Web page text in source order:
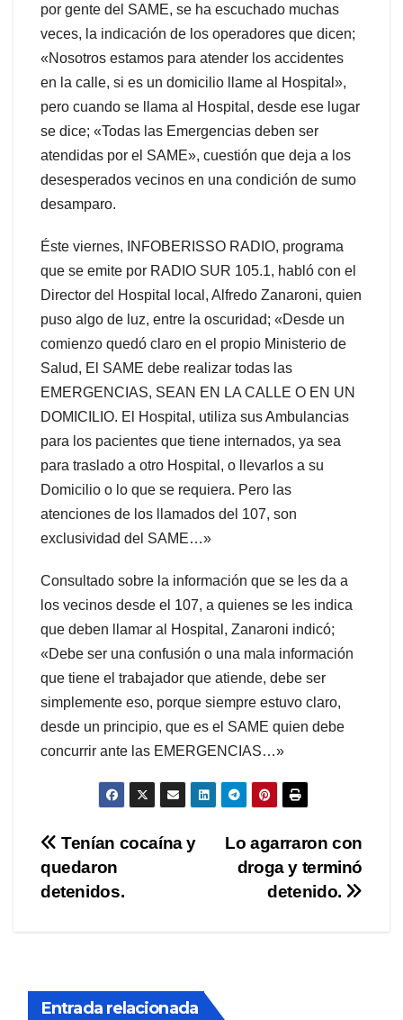
por gente del SAME, se ha escuchado muchas
veces, la indicación de los operadores que dicen;
«Nosotros estamos para atender los accidentes
en la calle, si es un domicilio llame al Hospital»,
pero cuando se llama al Hospital, desde ese lugar
se dice; «Todas las Emergencias deben ser
atendidas por el SAME», cuestión que deja a los
desesperados vecinos en una condición de sumo
desamparo.
Éste viernes, INFOBERISSO RADIO, programa
que se emite por RADIO SUR 105.1, habló con el
Director del Hospital local, Alfredo Zanaroni, quien
puso algo de luz, entre la oscuridad; «Desde un
comienzo quedó claro en el propio Ministerio de
Salud, El SAME debe realizar todas las
EMERGENCIAS, SEAN EN LA CALLE O EN UN
DOMICILIO. El Hospital, utiliza sus Ambulancias
para los pacientes que tiene internados, ya sea
para traslado a otro Hospital, o llevarlos a su
Domicilio o lo que se requiera. Pero las
atenciones de los llamados del 107, son
exclusividad del SAME…»
Consultado sobre la información que se les da a
los vecinos desde el 107, a quienes se les indica
que deben llamar al Hospital, Zanaroni indicó;
«Debe ser una confusión o una mala información
que tiene el trabajador que atiende, debe ser
simplemente eso, porque siempre estuvo claro,
desde un principio, que es el SAME quien debe
concurrir ante las EMERGENCIAS…»
Navegación
de
Lo agarraron con
droga y terminó
detenido.
Tenían cocaína y
quedaron
detenidos.
Entrada relacionada